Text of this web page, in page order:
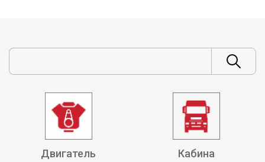
Двигатель Кабина